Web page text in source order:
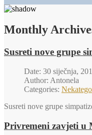
Monthly
Susreti nove grupe
Date: 30 siječnja,
Author: Antonela
Categories:
Susreti nove grupe
Privremeni zavjeti u